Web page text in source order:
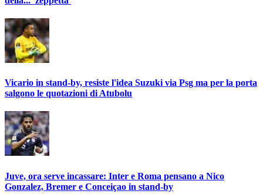
Vicario in stand-by, resiste l'idea Suzuki via Psg ma per la porta
salgono le quotazioni di Atubolu
Juve, ora serve incassare: Inter e Roma pensano a Nico
Gonzalez, Bremer e Conceiçao in stand-by